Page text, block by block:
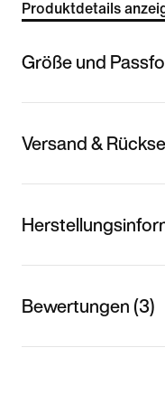
Produktdetails
Größe und
Versand &
Bewertungen (3)